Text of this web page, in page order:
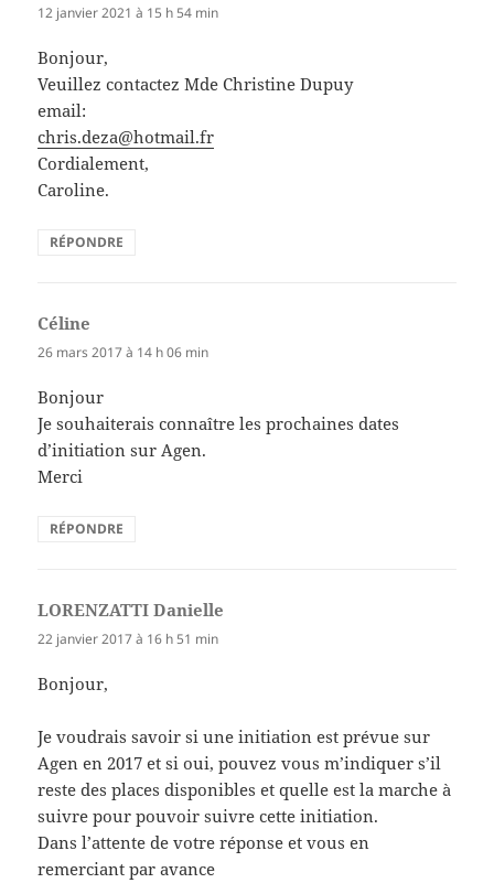
12 janvier 2021 à 15 h 54 min
Bonjour,
Veuillez contactez Mde Christine Dupuy
email:
chris.deza@hotmail.fr
Cordialement,
Caroline.
RÉPONDRE
Céline
26 mars 2017 à 14 h 06 min
Bonjour
Je souhaiterais connaître les prochaines dates
d’initiation sur Agen.
Merci
RÉPONDRE
LORENZATTI Danielle
22 janvier 2017 à 16 h 51 min
Bonjour,
Je voudrais savoir si une initiation est prévue sur
Agen en 2017 et si oui, pouvez vous m’indiquer s’il
reste des places disponibles et quelle est la marche à
suivre pour pouvoir suivre cette initiation.
Dans l’attente de votre réponse et vous en
remerciant par avance